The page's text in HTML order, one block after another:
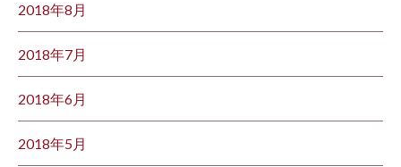
2018年8月
2018年7月
2018年6月
2018年5月